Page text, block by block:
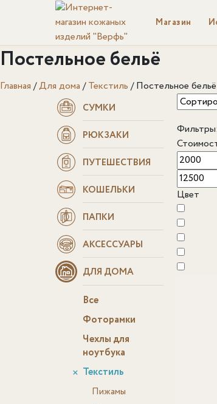
Магазин
Постельное бельё
Главная /Для дома /Текстиль /Постельное бельё
СУМКИ
РЮКЗАКИ
ПУТЕШЕСТВИЯ
КОШЕЛЬКИ
ПАПКИ
АКСЕССУАРЫ
ДЛЯ ДОМА
Все
Фоторамки
Чехлы для
ноутбука
Текстиль
Пижамы
Фильтры:
Цвет